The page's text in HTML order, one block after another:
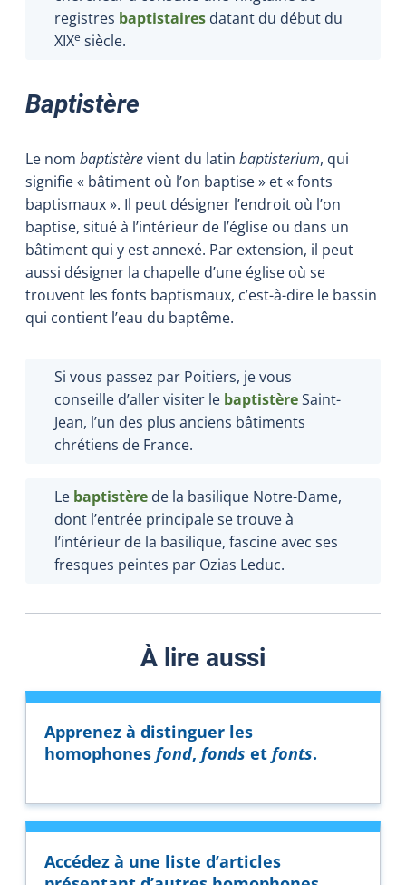
registres baptistaires datant du début du
XIXe siècle.
Baptistère
Le nom baptistèrevient du latin baptisterium, qui
signifie « bâtiment où l’on baptise » et « fonts
baptismaux ». Il peut désigner l’endroit où l’on
baptise, situé à l’intérieur de l’église ou dans un
bâtiment qui y est annexé. Par extension, il peut
aussi désigner la chapelle d’une église où se
trouvent les fonts baptismaux, c’est-à-dire le bassin
qui contient l’eau du baptême.
Si vous passez par Poitiers, je vous
conseille d’aller visiter le baptistèreSaint-
Jean, l’un des plus anciens bâtiments
chrétiens de France.
Le baptistère de la basilique Notre-Dame,
dont l’entrée principale se trouve à
l’intérieur de la basilique, fascine avec ses
fresques peintes par Ozias Leduc.
À lire aussi
Apprenez à distinguer les
homophones fond, fonds et fonts.
Accédez à une liste d’articles